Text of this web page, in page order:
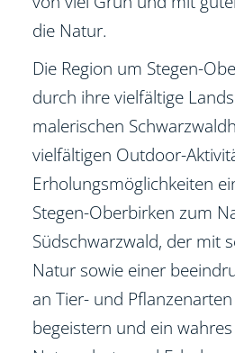
die Natur.
Die Region um Stegen-
durch ihre vielfältige
malerischen
vielfältigen Outdoor-
Erholungsmöglichkeiten
Stegen-Oberbirken zum
Südschwarzwald, der mit
Natur sowie einer
an Tier- und
begeistern und ein